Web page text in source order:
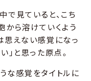
で見ていると、こち
から溶けていくよう
思えない感覚になっ
」と思った原点。
な感覚をタイトルに